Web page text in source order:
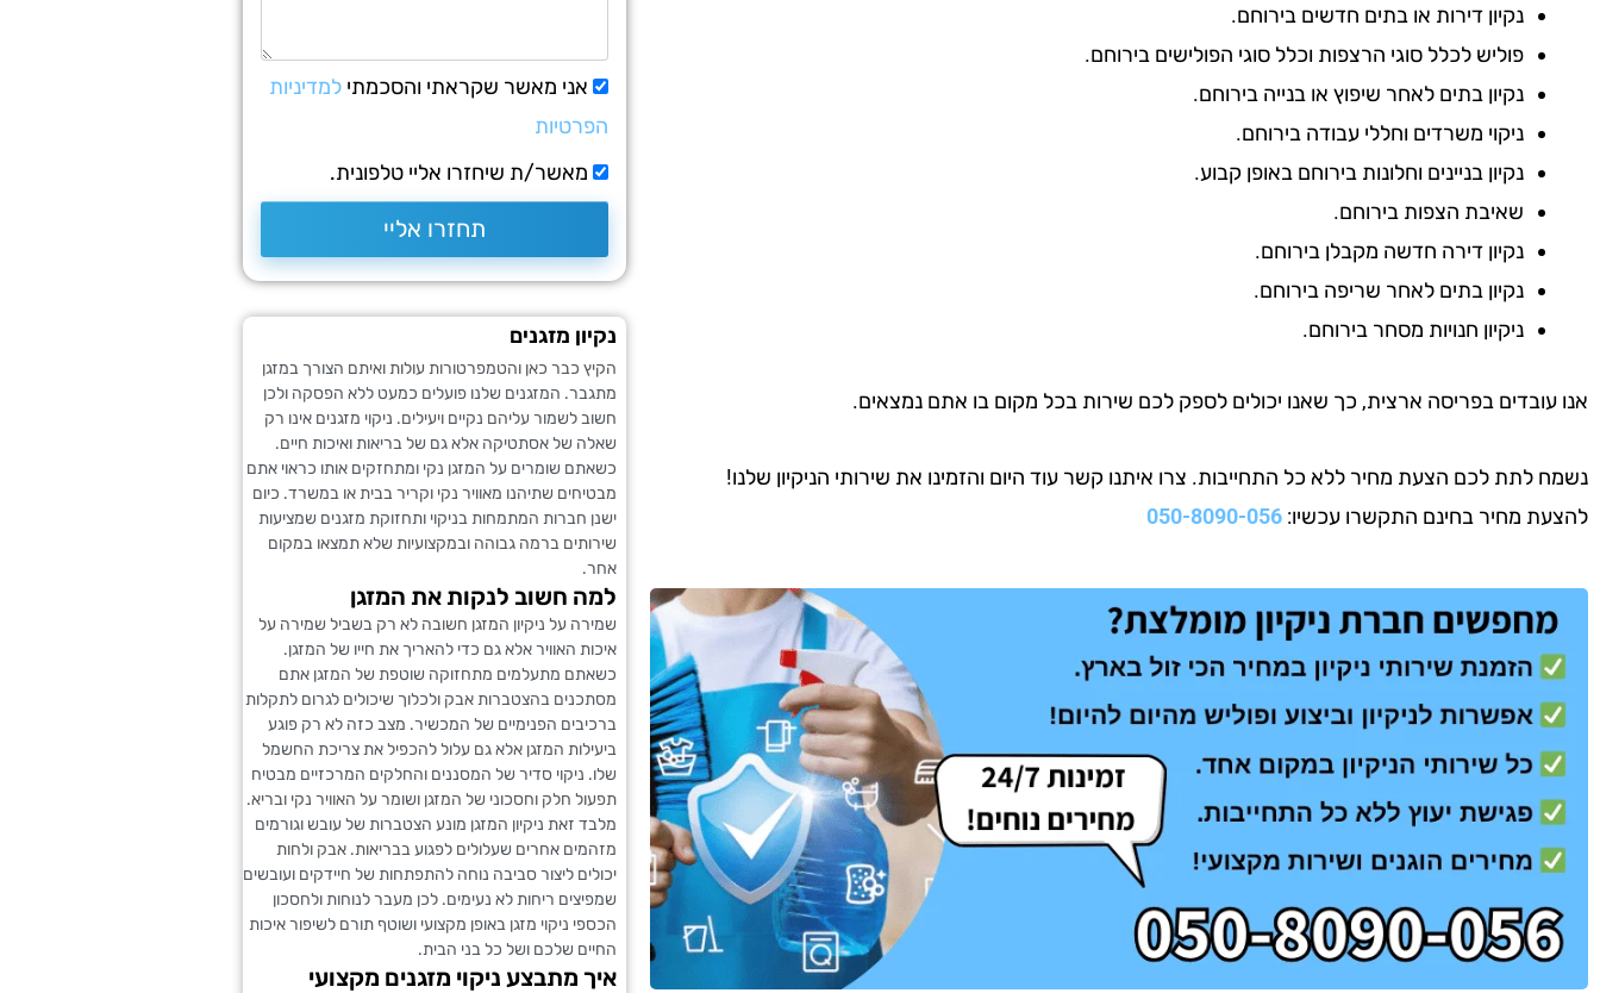
נקיון דירות או בתים חדשים בירוחם.
פוליש לכלל סוגי הרצפות וכלל סוגי הפולישים בירוחם.
נקיון בתים לאחר שיפוץ או בנייה בירוחם.
ניקוי משרדים וחללי עבודה בירוחם.
נקיון בניינים וחלונות בירוחם באופן קבוע.
שאיבת הצפות בירוחם.
נקיון דירה חדשה מקבלן בירוחם.
נקיון בתים לאחר שריפה בירוחם.
ניקיון חנויות מסחר בירוחם.
אנו עובדים בפריסה ארצית, כך שאנו יכולים לספק לכם שירות בכל מקום בו אתם נמצאים.
נשמח לתת לכם הצעת מחיר ללא כל התחייבות. צרו איתנו קשר עוד היום והזמינו את שירותי הניקיון שלנו!
להצעת מחיר בחינם התקשרו עכשיו: 050-8090-056
אני מאשר שקראתי והסכמתי למדיניות
הפרטיות
מאשר/ת שיחזרו אליי טלפונית.
תחזרו אליי
נקיון מזגנים
הקיץ כבר כאן והטמפרטורות עולות ואיתם הצורך במזגן
מתגבר. המזגנים שלנו פועלים כמעט ללא הפסקה ולכן
חשוב לשמור עליהם נקיים ויעילים. ניקוי מזגנים אינו רק
שאלה של אסתטיקה אלא גם של בריאות ואיכות חיים.
כשאתם שומרים על המזגן נקי ומתחזקים אותו כראוי אתם
מבטיחים שתיהנו מאוויר נקי וקריר בבית או במשרד. כיום
ישנן חברות המתמחות בניקוי ותחזוקת מזגנים שמציעות
שירותים ברמה גבוהה ובמקצועיות שלא תמצאו במקום
אחר.
למה חשוב לנקות את המזגן
שמירה על ניקיון המזגן חשובה לא רק בשביל שמירה על
איכות האוויר אלא גם כדי להאריך את חייו של המזגן.
כשאתם מתעלמים מתחזוקה שוטפת של המזגן אתם
מסתכנים בהצטברות אבק ולכלוך שיכולים לגרום לתקלות
ברכיבים הפנימיים של המכשיר. מצב כזה לא רק פוגע
ביעילות המזגן אלא גם עלול להכפיל את צריכת החשמל
שלו. ניקוי סדיר של המסננים והחלקים המרכזיים מבטיח
תפעול חלק וחסכוני של המזגן ושומר על האוויר נקי ובריא.
מלבד זאת ניקיון המזגן מונע הצטברות של עובש וגורמים
מזהמים אחרים שעלולים לפגוע בבריאות. אבק ולחות
יכולים ליצור סביבה נוחה להתפתחות של חיידקים ועובשים
שמפיצים ריחות לא נעימים. לכן מעבר לנוחות ולחסכון
הכספי ניקוי מזגן באופן מקצועי ושוטף תורם לשיפור איכות
החיים שלכם ושל כל בני הבית.
איך מתבצע ניקוי מזגנים מקצועי